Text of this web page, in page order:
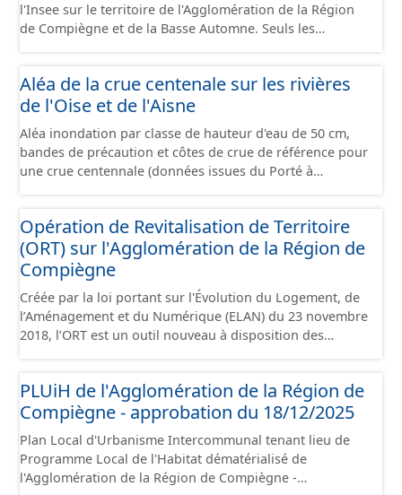
l'Insee sur le territoire de l'Agglomération de la Région
de Compiègne et de la Basse Automne. Seuls les
et structurés conformément aux prescriptions du
standard CNIG Sites Economiques. Ce lot ne contient pas
jour. Il est filtré au-delà des prescriptions du CNIG se
limitant aux SCI.
Aléa de la crue centenale sur les rivières
de l'Oise et de l'Aisne
Aléa inondation par classe de hauteur d'eau de 50 cm,
bandes de précaution et côtes de crue de référence pour
une crue centennale (données issues du Porté à
Opération de Revitalisation de Territoire
(ORT) sur l'Agglomération de la Région de
Compiègne
Créée par la loi portant sur l'Évolution du Logement, de
l’Aménagement et du Numérique (ELAN) du 23 novembre
2018, l’ORT est un outil nouveau à disposition des
économique et social, pour lutter prioritairement contre
la dévitalisation des centres-villes. L’ORT vise une
requalification d’ensemble d’un centre-ville dont elle
facilite la rénovation du parc de logements, de locaux
commerciaux et artisanaux, et plus globalement le tissu
urbain, pour créer un cadre de vie attractif propice au
PLUiH de l'Agglomération de la Région de
Compiègne - approbation du 18/12/2025
Plan Local d'Urbanisme Intercommunal tenant lieu de
Programme Local de l'Habitat dématérialisé de
l'Agglomération de la Région de Compiègne -